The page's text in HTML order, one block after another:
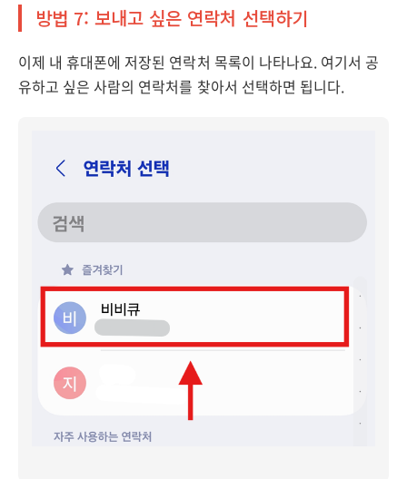
방법 7: 보내고 싶은 연락처 선택하기
이제 내 휴대폰에 저장된 연락처 목록이 나타나요. 여기서 공
유하고 싶은 사람의 연락처를 찾아서 선택하면 됩니다.